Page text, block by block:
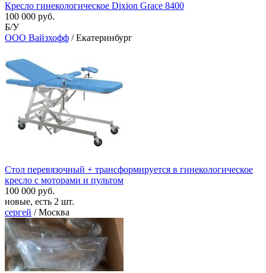
Кресло гинекологическое Dixion Grace 8400
100 000 руб.
Б/У
ООО Вайзхофф / Екатеринбург
Стол перевязочный + трансформируется в гинекологическое
кресло с моторами и пультом
100 000 руб.
новые, есть 2 шт.
сергей / Москва